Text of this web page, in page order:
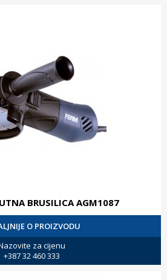
BRUSILICA AGM1087
O PROIZVODU
za cijenu
+387 32 460 333